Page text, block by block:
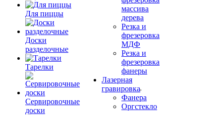
Для пиццы
Доски
разделочные
Тарелки
Сервировочные
доски
массива
дерева
Резка и
фрезеровка
МДФ
Резка и
фрезеровка
фанеры
Лазерная
гравировка
Фанера
Орг­стек­ло